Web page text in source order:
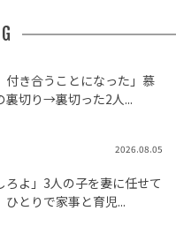
付き合うことになった」慕
裏切り→裏切った2人...
2026.08.05
ろよ」3人の子を妻に任せて
とりで家事と育児...